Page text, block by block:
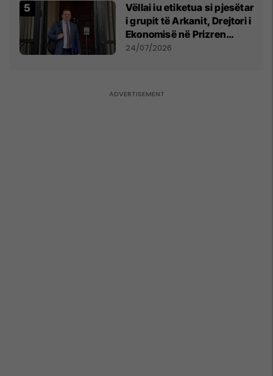
Vëllai iu etiketua si pjesëtar
i grupit të Arkanit, Drejtori i
Ekonomisë në Prizren
mohon pretendimet
24/07/2026